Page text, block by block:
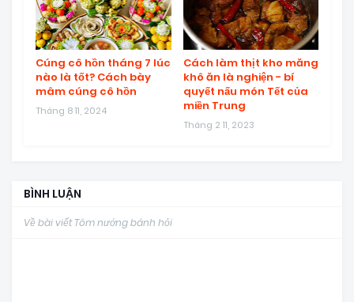
Cúng cô hồn tháng 7 lúc
nào là tốt? Cách bày
mâm cúng cô hồn
Tháng 8 11, 2024
Cách làm thịt kho măng
khô ăn là nghiện - bí
quyết nấu món Tết của
miền Trung
Tháng 2 11, 2023
BÌNH LUẬN
Về bài viết Tôm nướng bánh hỏi